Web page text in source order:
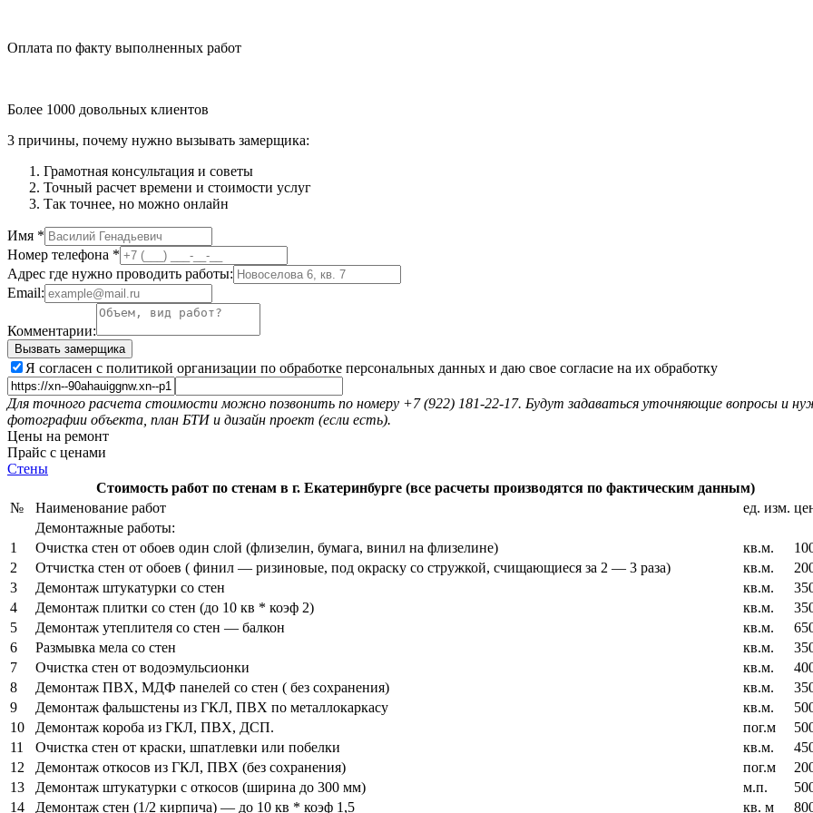
Оплата по факту выполненных работ
Более 1000 довольных клиентов
3 причины, почему нужно вызывать замерщика:
Грамотная консультация и советы
Точный расчет времени и стоимости услуг
Так точнее, но можно онлайн
Имя *
Номер телефона *
Адрес где нужно проводить работы:
Email:
Комментарии:
Вызвать замерщика
Я согласен с политикой организации по обработке персональных данных и даю свое согласие на их обработку
Для точного расчета стоимости можно позвонить по номеру +7 (922) 181-22-17. Будут задаваться уточняющие вопросы и
фотографии объекта, план БТИ и дизайн проект (если есть).
Цены на ремонт
Прайс с ценами
Стены
Стоимость работ по стенам в г. Екатеринбурге (все расчеты производятся по фактическим данным)
№
Наименование работ ед. изм.
Демонтажные работы:
1
Очистка стен от обоев один слой (флизелин, бумага, винил на флизелине) кв.м.
2
Отчистка стен от обоев ( финил — ризиновые, под окраску со стружкой, счищающиеся за 2 — 3 раза) кв.м.
3
Демонтаж штукатурки со стен кв.м.
4
Демонтаж плитки со стен (до 10 кв * коэф 2) кв.м.
5
Демонтаж утеплителя со стен — балкон кв.м.
6
Размывка мела со стен кв.м.
7
Очистка стен от водоэмульсионки кв.м.
8
Демонтаж ПВХ, МДФ панелей со стен ( без сохранения) кв.м.
9
Демонтаж фальшстены из ГКЛ, ПВХ по металлокаркасу кв.м.
10
Демонтаж короба из ГКЛ, ПВХ, ДСП. пог.м
11
Очистка стен от краски, шпатлевки или побелки кв.м.
12
Демонтаж откосов из ГКЛ, ПВХ (без сохранения) пог.м
13
Демонтаж штукатурки с откосов (ширина до 300 мм) м.п.
14
Демонтаж стен (1/2 кирпича) — до 10 кв * коэф 1,5 кв. м